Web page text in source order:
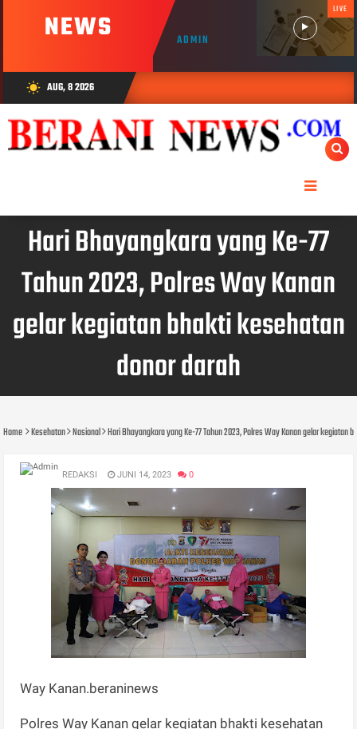
NEWS ADMIN
LIVE
wb_sunny AUG, 8 2026
Hari Bhayangkara yang Ke-77
Tahun 2023, Polres Way Kanan
gelar kegiatan bhakti kesehatan
donor darah
Home Kesehatan Nasional Hari Bhayangkara yang Ke-77 Tahun 2023, Polres Way Kanan gelar kegiatan
REDAKSI JUNI 14, 2023 0
Way Kanan.beraninews
Polres Way Kanan gelar kegiatan bhakti kesehatan